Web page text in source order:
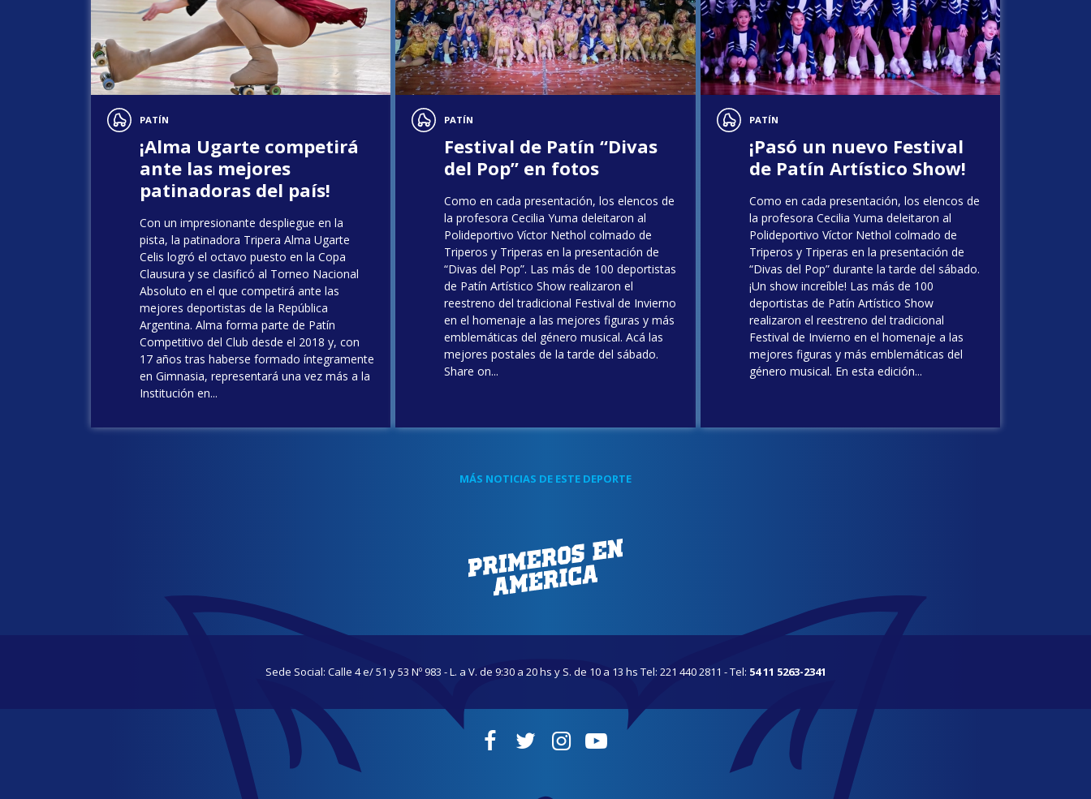
PATÍN
¡Alma Ugarte competirá
ante las mejores
patinadoras del país!
Con un impresionante despliegue en la
pista, la patinadora Tripera Alma Ugarte
Celis logró el octavo puesto en la Copa
Clausura y se clasificó al Torneo Nacional
Absoluto en el que competirá ante las
mejores deportistas de la República
Argentina. Alma forma parte de Patín
Competitivo del Club desde el 2018 y, con
17 años tras haberse formado íntegramente
en Gimnasia, representará una vez más a la
Institución en...
PATÍN
Festival de Patín “Divas
del Pop” en fotos
Como en cada presentación, los elencos de
la profesora Cecilia Yuma deleitaron al
Polideportivo Víctor Nethol colmado de
Triperos y Triperas en la presentación de
“Divas del Pop”. Las más de 100 deportistas
de Patín Artístico Show realizaron el
reestreno del tradicional Festival de Invierno
en el homenaje a las mejores figuras y más
emblemáticas del género musical. Acá las
mejores postales de la tarde del sábado.
Share on...
PATÍN
¡Pasó un nuevo Festival
de Patín Artístico Show!
Como en cada presentación, los elencos de
la profesora Cecilia Yuma deleitaron al
Polideportivo Víctor Nethol colmado de
Triperos y Triperas en la presentación de
“Divas del Pop” durante la tarde del sábado.
¡Un show increíble! Las más de 100
deportistas de Patín Artístico Show
realizaron el reestreno del tradicional
Festival de Invierno en el homenaje a las
mejores figuras y más emblemáticas del
género musical. En esta edición...
MÁS NOTICIAS DE ESTE DEPORTE
Sede Social: Calle 4 e/ 51 y 53 Nº 983 - L. a V. de 9:30 a 20 hs y S. de 10 a 13 hs Tel: 221 440 2811 - Tel: 54 11 5263-2341